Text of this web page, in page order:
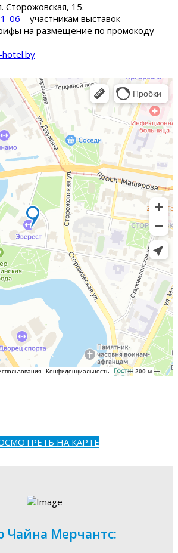
Сторожовская, 15.
06 – участникам выставок
на размещение по промокоду
hotel.by
НА КАРТЕ
Чайна Мерчантс: